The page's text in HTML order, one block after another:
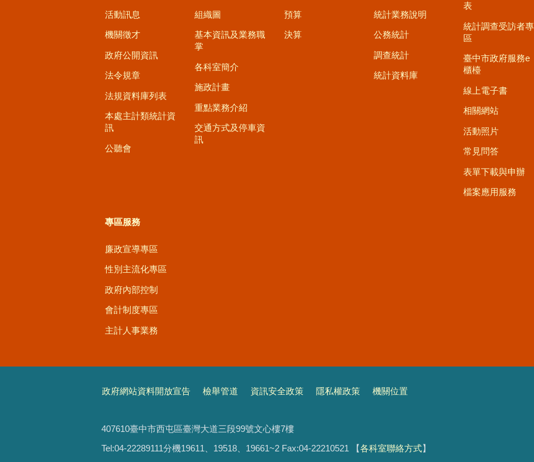
活動訊息
機關徵才
政府公開資訊
法令規章
法規資料庫列表
本處主計類統計資
訊
公聽會
組織圖
基本資訊及業務職
掌
各科室簡介
施政計畫
重點業務介紹
交通方式及停車資
訊
預算
決算
統計業務說明
公務統計
調查統計
統計資料庫
表
統計調查受訪者專
區
臺中市政府服務e
櫃檯
線上電子書
相關網站
活動照片
常見問答
表單下載與申辦
檔案應用服務
專區服務
廉政宣導專區
性別主流化專區
政府內部控制
會計制度專區
主計人事業務
政府網站資料開放宣告 檢舉管道 資訊安全政策 隱私權政策 機關位置
407610臺中市西屯區臺灣大道三段99號文心樓7樓
Tel:04-22289111分機19611、19518、19661~2 Fax:04-22210521
【各科室聯絡方式】